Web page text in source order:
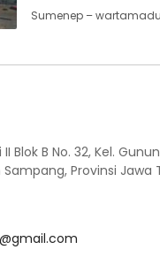
Sumenep –
Blok B No. 32, Kel.
Provinsi Jawa